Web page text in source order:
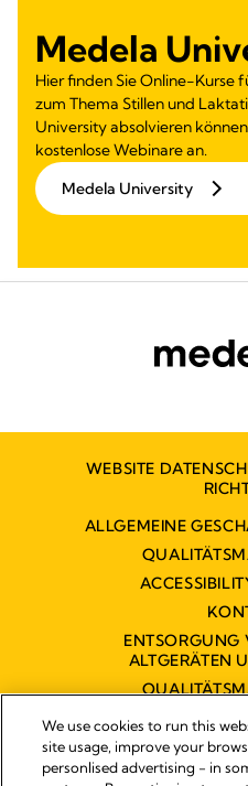
Medela
Hier finden Sie Online-Kurse
zum Thema Stillen und
University absolvieren
kostenlose Webinare an.
Medela University
WEBSITE
ALLGEMEINE
ALTGERÄTEN
We use cookies to run this
site usage, improve your
personlised advertising - in